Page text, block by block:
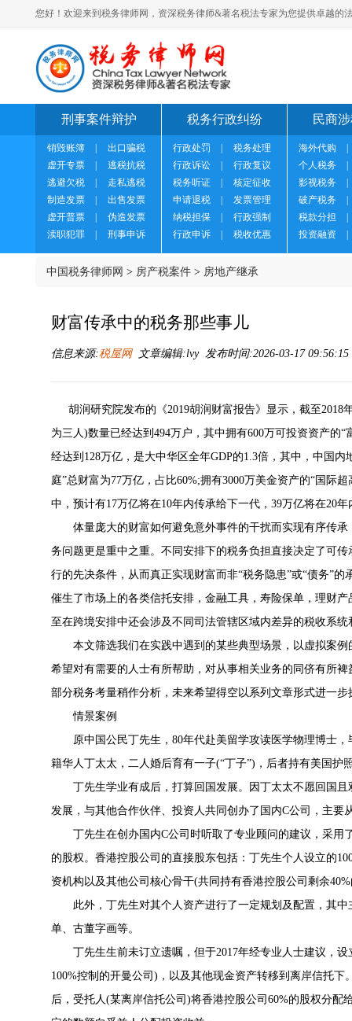
您好！欢迎来到税务律师网，资深税务律师&著名税法专家为您提供卓越的
刑事案件辩护
销毁账簿
出口骗税
虚开专票
逃税抗税
逃避欠税
走私逃税
制造发票
出售发票
虚开普票
伪造发票
渎职犯罪
刑事申诉
税务行政纠纷
行政处罚
税务处理
行政诉讼
行政复议
税务听证
核定征收
申请退税
发票管理
纳税担保
行政强制
行政申诉
税收优惠
民商
海外代购
个人税务
影视税务
破产税务
税款分担
投资融资
中国税务律师网 > 房产税案件 > 房地产继承
财富传承中的税务那些事儿
信息来源:税屋网文章编辑:lvy 发布时间:2026-03-17
胡润研究院发布的《2019胡润财富报告》显示，截至2018
为三人)数量已经达到494万户，其中拥有600万可投资资产的
经达到128万亿，是大中华区全年GDP的1.3倍，其中，中国
庭”总财富为77万亿，占比60%;拥有3000万美金资产的“国际
中，预计有17万亿将在10年内传承给下一代，39万亿将在20
体量庞大的财富如何避免意外事件的干扰而实现有序传承
务问题更是重中之重。不同安排下的税务负担直接决定了可
行的先决条件，从而真正实现财富而非“税务隐患”或“债务”
催生了市场上的各类信托安排，金融工具，寿险保单，理财
至在跨境安排中还会涉及不同司法管辖区域内差异的税收系统
本文筛选我们在实践中遇到的某些典型场景，以虚拟案例
希望对有需要的人士有所帮助，对从事相关业务的同侪有所
部分税务考量稍作分析，未来希望得空以系列文章形式进一
情景案例
原中国公民丁先生，80年代赴美留学攻读医学物理博士，
籍华人丁太太，二人婚后育有一子(“丁子”)，后者持有美国护
丁先生学业有成后，打算回国发展。因丁太太不愿回国且
发展，与其他合作伙伴、投资人共同创办了国内C公司，主要
丁先生在创办国内C公司时听取了专业顾问的建议，采用
的股权。香港控股公司的直接股东包括：丁先生个人设立的
资机构以及其他公司核心骨干(共同持有香港控股公司剩余
此外，丁先生对其个人资产进行了一定规划及配置，其中
单、古董字画等。
丁先生生前未订立遗嘱，但于2017年经专业人士建议，设
100%控制的开曼公司)，以及其他现金资产转移到离岸信托
后，受托人(某离岸信托公司)将香港控股公司60%的股权分